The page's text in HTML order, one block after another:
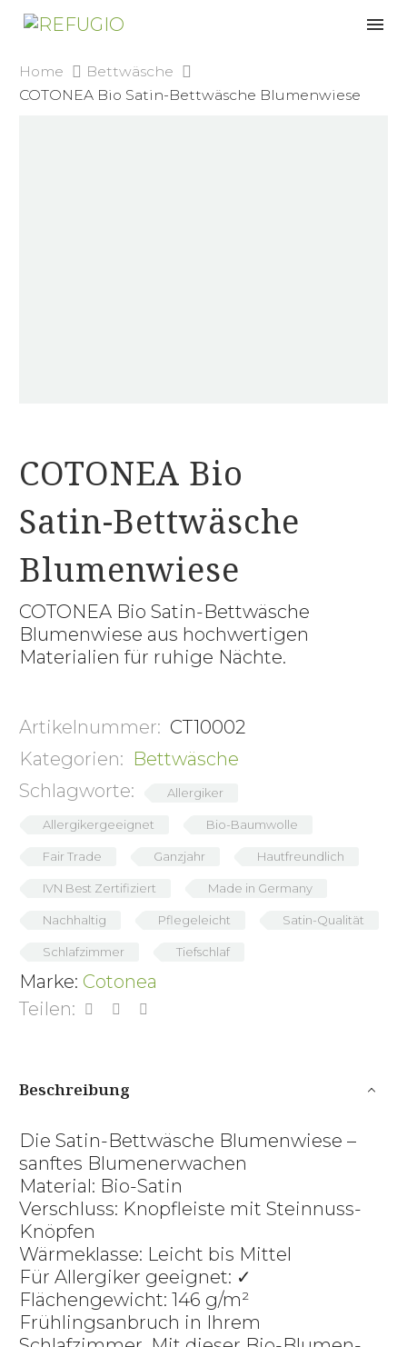
Home
Bettwäsche
COTONEA Bio Satin-Bettwäsche Blumenwiese
COTONEA Bio
Satin-Bettwäsche
Blumenwiese
COTONEA Bio Satin-Bettwäsche
Blumenwiese aus hochwertigen
Materialien für ruhige Nächte.
Artikelnummer: CT10002
Kategorien: Bettwäsche
Schlagworte:
Allergiker
Allergikergeeignet Bio-Baumwolle
Fair Trade Ganzjahr Hautfreundlich
IVN Best Zertifiziert Made in Germany
Nachhaltig Pflegeleicht Satin-Qualität
Schlafzimmer Tiefschlaf
Marke: Cotonea
Teilen:
Beschreibung
Die Satin-Bettwäsche Blumenwiese –
sanftes Blumenerwachen
Material: Bio-Satin
Verschluss: Knopfleiste mit Steinnuss-
Knöpfen
Wärmeklasse: Leicht bis Mittel
Für Allergiker geeignet: ✓
Flächengewicht: 146 g/m²
Frühlingsanbruch in Ihrem